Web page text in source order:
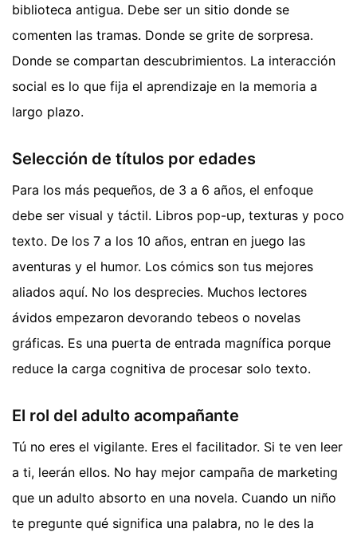
biblioteca antigua. Debe ser un sitio donde se
comenten las tramas. Donde se grite de sorpresa.
Donde se compartan descubrimientos. La interacción
social es lo que fija el aprendizaje en la memoria a
largo plazo.
Selección de títulos por edades
Para los más pequeños, de 3 a 6 años, el enfoque
debe ser visual y táctil. Libros pop-up, texturas y poco
texto. De los 7 a los 10 años, entran en juego las
aventuras y el humor. Los cómics son tus mejores
aliados aquí. No los desprecies. Muchos lectores
ávidos empezaron devorando tebeos o novelas
gráficas. Es una puerta de entrada magnífica porque
reduce la carga cognitiva de procesar solo texto.
El rol del adulto acompañante
Tú no eres el vigilante. Eres el facilitador. Si te ven leer
a ti, leerán ellos. No hay mejor campaña de marketing
que un adulto absorto en una novela. Cuando un niño
te pregunte qué significa una palabra, no le des la